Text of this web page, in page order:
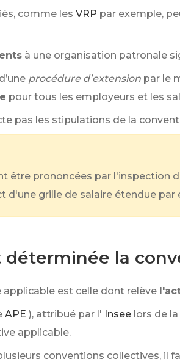
comme les VRP par exemple,
à une organisation patronale
procédure d’extension par le
pour tous les employeurs et les
pas les stipulations de la
être prononcées par l'inspection
d'une grille de salaire étendue par
déterminée la
est celle dont relève
APE ), attribué par l' Insee lors de
applicable.
conventions collectives, il